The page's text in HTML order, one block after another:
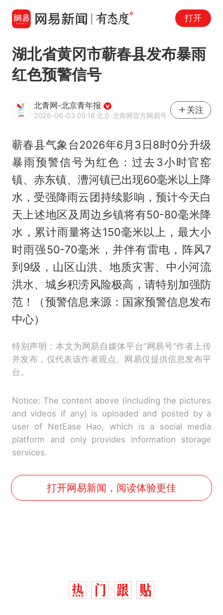
打开
湖北省黄冈市蕲春县发布暴雨
红色预警信号
北青网-北京青年报
2026-06-03 09:18·北京·北青网官方网易号
关注
蕲春县气象台2026年6月3日8时0分升级
暴雨预警信号为红色：过去3小时官窑
镇、赤东镇、漕河镇已出现60毫米以上降
水，受强降雨云团持续影响，预计今天白
天上述地区及周边乡镇将有50-80毫米降
水，累计雨量将达150毫米以上，最大小
时雨强50-70毫米，并伴有雷电，阵风7
到9级，山区山洪、地质灾害、中小河流
洪水、城乡积涝风险极高，请特别加强防
范！（预警信息来源：国家预警信息发布
中心）
特别声明：本文为网易自媒体平台“网易号”作者上传
并发布，仅代表该作者观点。网易仅提供信息发布平
台。
Notice: The content above (including the pictures
and videos if any) is uploaded and posted by a
user of NetEase Hao, which is a social media
platform and only provides information storage
services.
打开网易新闻，阅读体验更佳